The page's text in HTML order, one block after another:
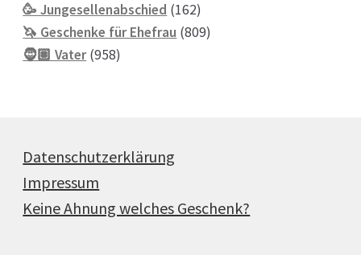
🥳 Jungesellenabschied 162162
Produkte
🦄 Geschenke für Ehefrau 809809
🧔🏽 Vater 958958
Datenschutzerklärung
Impressum
Keine Ahnung welches Geschenk?